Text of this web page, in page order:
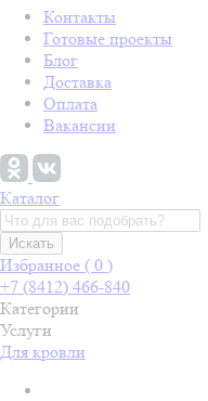
Контакты
Готовые проекты
Блог
Доставка
Оплата
Вакансии
Каталог
Искать
Избранное ( 0 )
+7 (8412) 466-840
Категории
Услуги
Для кровли